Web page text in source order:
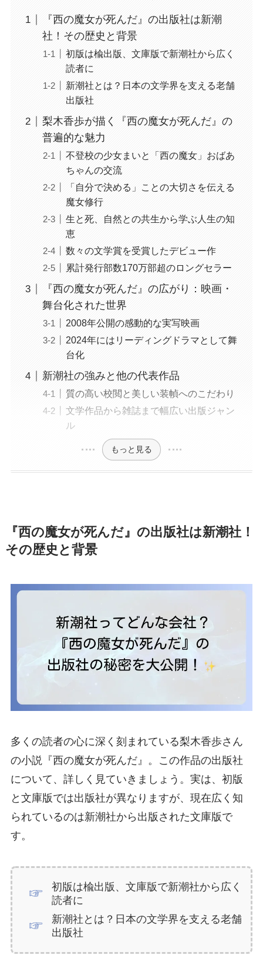
『西の魔女が死んだ』の出版社は新潮
社！その歴史と背景
初版は楡出版、文庫版で新潮社から広く
読者に
新潮社とは？日本の文学界を支える老舗
出版社
梨木香歩が描く『西の魔女が死んだ』の
普遍的な魅力
不登校の少女まいと「西の魔女」おばあ
ちゃんの交流
「自分で決める」ことの大切さを伝える
魔女修行
生と死、自然との共生から学ぶ人生の知
恵
数々の文学賞を受賞したデビュー作
累計発行部数170万部超のロングセラー
『西の魔女が死んだ』の広がり：映画・
舞台化された世界
2008年公開の感動的な実写映画
2024年にはリーディングドラマとして舞
台化
新潮社の強みと他の代表作品
質の高い校閲と美しい装幀へのこだわり
文学作品から雑誌まで幅広い出版ジャン
ル
もっと見る
『西の魔女が死んだ』の出版社は新潮社！
その歴史と背景
多くの読者の心に深く刻まれている梨木香歩さん
の小説『西の魔女が死んだ』。この作品の出版社
について、詳しく見ていきましょう。実は、初版
と文庫版では出版社が異なりますが、現在広く知
られているのは新潮社から出版された文庫版で
す。
初版は楡出版、文庫版で新潮社から広く
読者に
新潮社とは？日本の文学界を支える老舗
出版社